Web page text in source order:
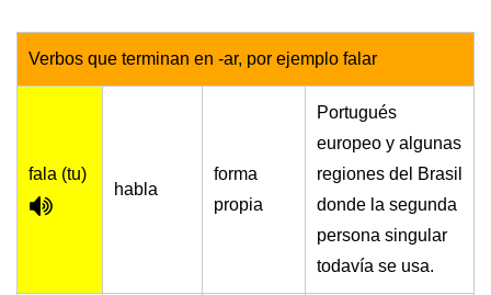
Verbos que terminan en -ar, por ejemplo falar
fala (tu)
habla
forma
propia
Portugués
europeo y algunas
regiones del Brasil
donde la segunda
persona singular
todavía se usa.